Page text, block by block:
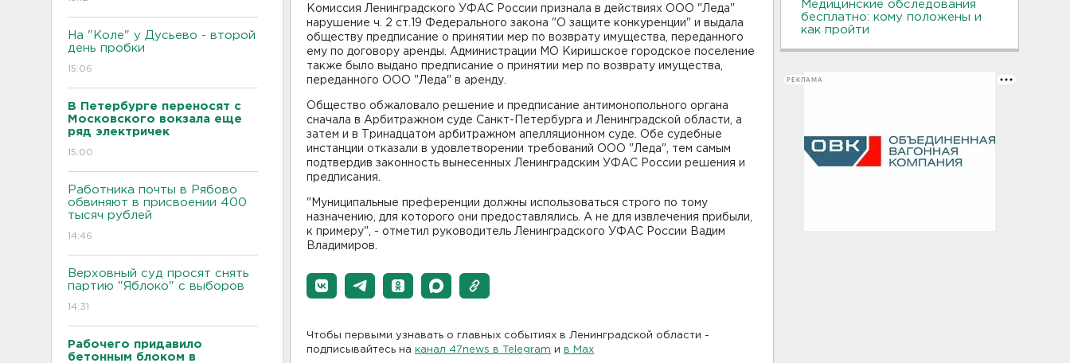
На "Коле" у Дусьево - второй
день пробки
15:06
В Петербурге переносят с
Московского вокзала еще
ряд электричек
15:00
Работника почты в Рябово
обвиняют в присвоении 400
тысяч рублей
14:46
Верховный суд просят снять
партию "Яблоко" с выборов
14:31
Рабочего придавило
бетонным блоком в
Комиссия Ленинградского УФАС России признала в действиях ООО "Леда"
нарушение ч. 2 ст.19 Федерального закона "О защите конкуренции" и выдала
обществу предписание о принятии мер по возврату имущества, переданного
ему по договору аренды. Администрации МО Киришское городское поселение
также было выдано предписание о принятии мер по возврату имущества,
переданного ООО "Леда" в аренду.
Общество обжаловало решение и предписание антимонопольного органа
сначала в Арбитражном суде Санкт-Петербурга и Ленинградской области, а
затем и в Тринадцатом арбитражном апелляционном суде. Обе судебные
инстанции отказали в удовлетворении требований ООО "Леда", тем самым
подтвердив законность вынесенных Ленинградским УФАС России решения и
предписания.
"Муниципальные преференции должны использоваться строго по тому
назначению, для которого они предоставлялись. А не для извлечения прибыли,
к примеру", - отметил руководитель Ленинградского УФАС России Вадим
Владимиров.
Чтобы первыми узнавать о главных событиях в Ленинградской области -
подписывайтесь на канал 47news в Telegram и в Maх
Медицинские обследования
бесплатно: кому положены и
как пройти
РЕКЛАМА